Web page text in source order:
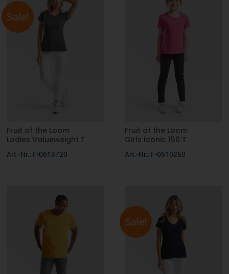
Sale!
Fruit of the Loom
Ladies Valueweight T
Art.-Nr.: F-0613720
Fruit of the Loom
Girls Iconic 150 T
Art.-Nr.: F-0610250
Sale!